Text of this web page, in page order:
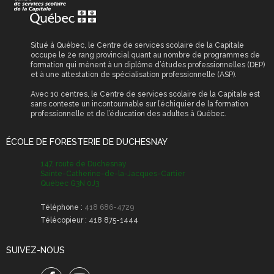
Reconnaissance des
compétences (RAC)
scolaires
stationnement
Permis et certificat
obligatoires
Transport scolaire
Situé à Québec, le Centre de services scolaire de la Capitale
occupe le 2e rang provincial quant au nombre de programmes de
formation qui mènent à un diplôme d’études professionnelles (DEP)
et à une attestation de spécialisation professionnelle (ASP).
Avec 10 centres, le Centre de services scolaire de la Capitale est
sans conteste un incontournable sur l’échiquier de la formation
professionnelle et de l’éducation des adultes à Québec.
ÉCOLE DE FORESTERIE DE DUCHESNAY
147, route de Duchesnay
Sainte-Catherine-de-la-Jacques-Cartier
Québec G3N 0J3
Téléphone : 418 686-4729
Télécopieur : 418 875-1444
SUIVEZ-NOUS